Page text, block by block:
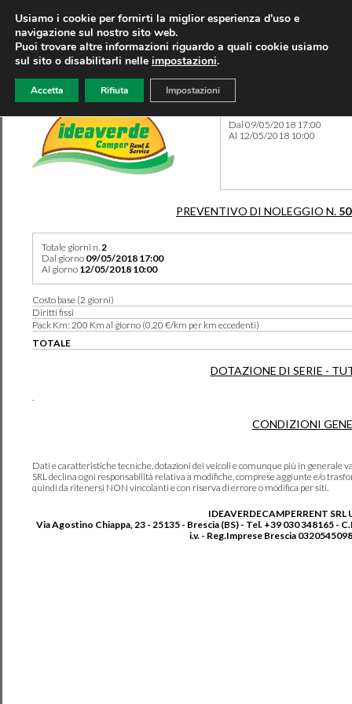
Dal 09/05/2018 17:00
Al 12/05/2018 10:00
PREVENTIVO DI NOLEGGIO N.
Totale giorni n.2
Dal giorno 09/05/2018 17:00
Al giorno 12/05/2018 10:00
Costo base (2 giorni)
Diritti fissi
Pack Km: 200 Km al giorno (0,20 €/km per km eccedenti)
TOTALE
DOTAZIONE DI SERIE -
.
CONDIZIONI
Dati e caratteristiche tecniche, dotazioni dei veicoli e comunque più in generale
SRL declina ogni responsabilità relativa a modifiche, comprese aggiunte e/o
quindi da ritenersi NON vincolanti e con riserva di errore o modifica per siti.
IDEAVERDECAMPERRENT SRL
Via Agostino Chiappa, 23 - 25135 - Brescia (BS) - Tel. +39 030 348165 -
i.v. - Reg.Imprese Brescia
Usiamo i cookie per fornirti la miglior esperienza d'uso e
navigazione sul nostro sito web.
Puoi trovare altre informazioni riguardo a quali cookie usiamo
sul sito o disabilitarli nelle impostazioni.
Accetta Rifiuta Impostazioni